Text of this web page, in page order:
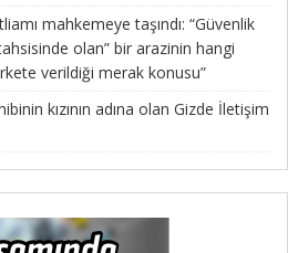
mahkemeye taşındı: “Güvenlik
olan” bir arazinin hangi
verildiği merak konusu”
kızının adına olan Gizde İletişim